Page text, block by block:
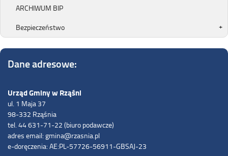
ARCHIWUM BIP
Bezpieczeństwo
Dane adresowe:
Urząd Gminy w Rząśni
ul. 1 Maja 37
98-332 Rząśnia
tel. 44 631-71-22 (biuro podawcze)
adres email: gmina@rzasnia.pl
e-doręczenia: AE:PL-57726-56911-GBSAJ-23